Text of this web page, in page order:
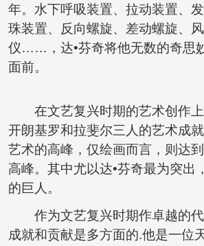
年。水下呼吸装置、拉动装置、
珠装置、反向螺旋、差动螺旋、
仪……，达•芬奇将他无数的奇思
面前。
在文艺复兴时期的艺术创作
开朗基罗和拉斐尔三人的艺术成
艺术的高峰，仅绘画而言，则达
高峰。其中尤以达•芬奇最为突出
的巨人。
作为文艺复兴时期作卓越的
成就和贡献是多方面的.他是一位